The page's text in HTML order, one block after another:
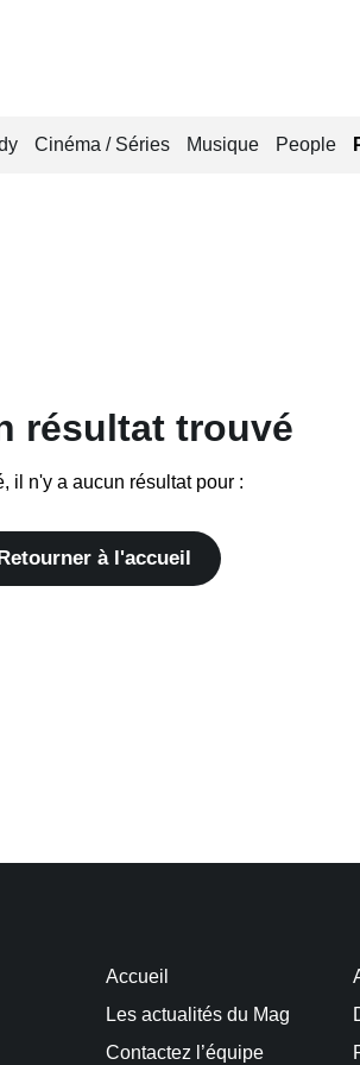
Cinéma / Séries Musique People
résultat trouvé
il n'y a aucun résultat pour :
à l'accueil
Accueil
Les actualités du Mag
Contactez l’équipe